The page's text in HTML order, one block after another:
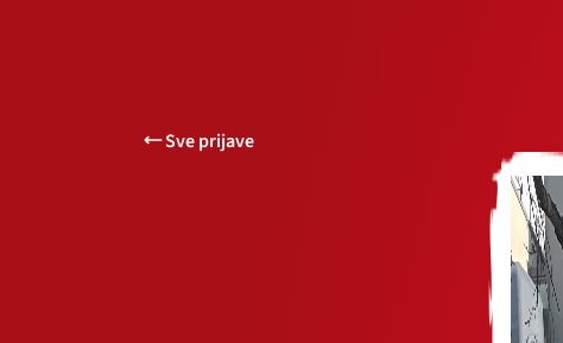
Sve prijave